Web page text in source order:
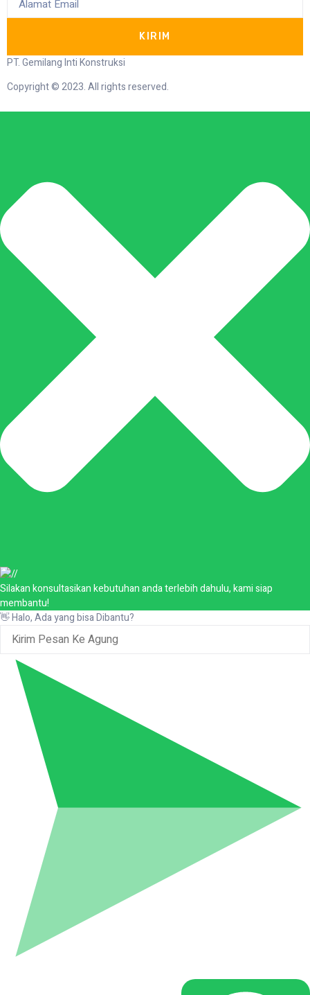
KIRIM
PT. Gemilang Inti Konstruksi
Copyright © 2023. All rights reserved.
Silakan konsultasikan kebutuhan anda terlebih dahulu, kami siap
membantu!
👋 Halo, Ada yang bisa Dibantu?